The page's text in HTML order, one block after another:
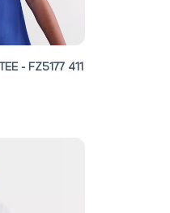
- FZ5177 411